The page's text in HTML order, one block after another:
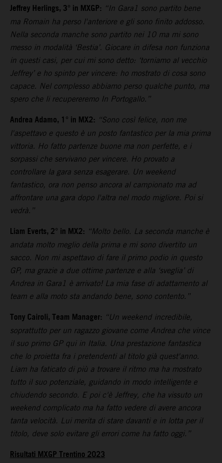
Jeffrey Herlings, 3° in MXGP: “In Gara1 sono partito bene
ma Romain ha perso l'anteriore e gli sono finito addosso.
Nella seconda manche sono partito nei 10 ma mi sono
messo in modalità ‘Bestia’. Giocare in difesa non funziona
in questi casi, per cui mi sono detto: ‘torniamo al vecchio
Jeffrey’ e ho spinto per vincere: ho mostrato di cosa sono
capace. Nel complesso abbiamo perso qualche punto, ma
spero che li recupereremo In Portogallo.”
Andrea Adamo, 1° in MX2: “Sono così felice, non me
l'aspettavo e questo è un posto fantastico per la mia prima
vittoria. Ho fatto partenze buone ma non perfette, e i
sorpassi che servivano per vincere. Ho provato a
controllare la gara senza esagerare. Un weekend
fantastico, ora non penso ancora al campionato ma ad
affrontare una gara dopo l'altra nel modo migliore. Poi si
vedrà.”
Liam Everts, 2° in MX2: “Molto bello. La seconda manche è
andata molto meglio della prima e mi sono divertito un
sacco. Non mi aspettavo di fare il primo podio in questo
GP, ma grazie a due ottime partenze e alla ‘sveglia’ di
Andrea in Gara1 è arrivato! La mia fase di adattamento al
team e alla moto sta andando bene, sono contento.”
Tony Cairoli, Team Manager: “Un weekend incredibile,
soprattutto per un ragazzo giovane come Andrea che vince
il suo primo GP qui in Italia. Una prestazione fantastica
che lo proietta fra i pretendenti al titolo già quest'anno.
Liam ha faticato di più a trovare il ritmo ma ha mostrato
tutto il suo potenziale, guidando in modo intelligente e
chiudendo secondo. E poi c'è Jeffrey, che ha vissuto un
weekend complicato ma ha fatto vedere di avere ancora
tanta velocità. Lui merita di stare davanti e in lotta per il
titolo, deve solo evitare gli errori come ha fatto oggi.”
Risultati MXGP Trentino 2023